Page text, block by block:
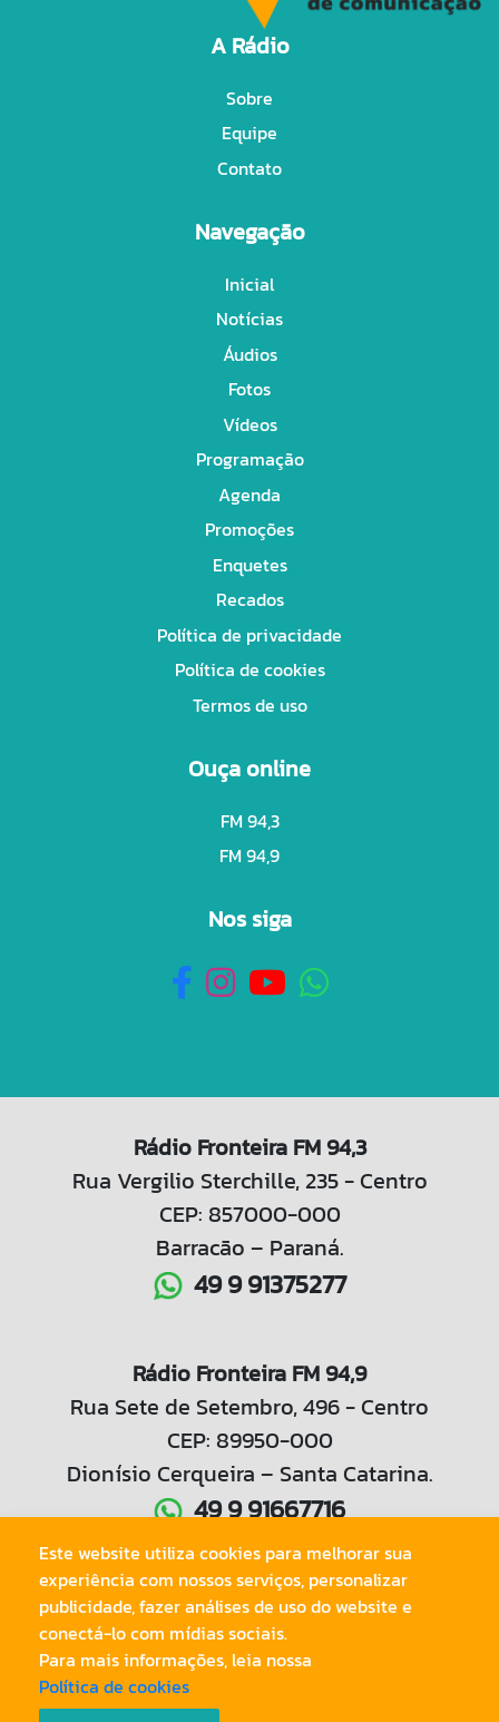
Navegação
Inicial
Notícias
Áudios
Fotos
Vídeos
Programação
Agenda
Promoções
Enquetes
Recados
Política de privacidade
Política de cookies
Termos de uso
A Rádio
Sobre
Equipe
Contato
Ouça online
FM 94,3
FM 94,9
Nos siga
Rádio Fronteira FM 94,3
Rua Vergilio Sterchille, 235 - Centro
CEP: 857000-000
Barracão – Paraná.
49 9 91375277
Rádio Fronteira FM 94,9
Rua Sete de Setembro, 496 - Centro
CEP: 89950-000
Dionísio Cerqueira – Santa Catarina.
49 9 91667716
49 3644 1042
© Copyright 2020.Radio Tri Fronteira LTDA
Este website utiliza cookies para melhorar sua
experiência com nossos serviços, personalizar
publicidade, fazer análises de uso do website e
conectá-lo com mídias sociais.
Para mais informações, leia nossa
Política de cookies